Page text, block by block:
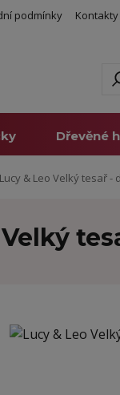
podmínky Kontakty
Dřevěné
Lucy & Leo Velký tesař